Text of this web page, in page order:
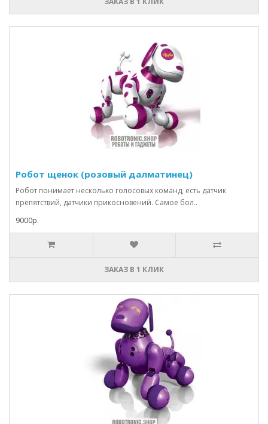
Робот щенок (розовый далматинец)
Робот понимает несколько голосовых команд, есть датчик
препятствий, датчики прикосновений. Самое бол..
9000р.
ЗАКАЗ В 1 КЛИК